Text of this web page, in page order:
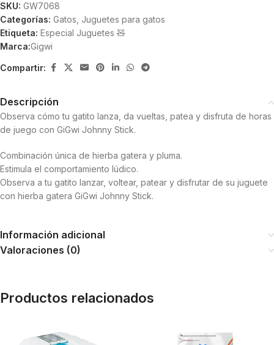
SKU: GW7068
Categorías: Gatos Juguetes para gatos
Etiqueta: Especial Juguetes 🧸
Marca:Gigwi
Compartir:
Descripción
Observa cómo tu gatito lanza, da vueltas, patea y disfruta de horas
de juego con GiGwi Johnny Stick.
Combinación única de hierba gatera y pluma.
Estimula el comportamiento lúdico.
Observa a tu gatito lanzar, voltear, patear y disfrutar de su juguete
con hierba gatera GiGwi Johnny Stick.
Información adicional
Valoraciones (0)
Productos relacionados